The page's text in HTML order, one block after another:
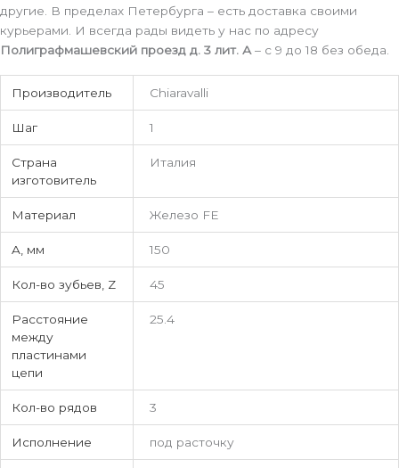
другие. В пределах Петербурга – есть доставка своими
курьерами. И всегда рады видеть у нас по адресу
Полиграфмашевский проезд д. 3 лит. А– с 9 до 18 без обеда.
Производитель Chiaravalli
Шаг 1
Страна
изготовитель
Италия
Материал Железо FE
A, мм 150
Кол-во зубьев, Z 45
Расстояние
между
пластинами
цепи
25.4
Кол-во рядов 3
Исполнение под расточку